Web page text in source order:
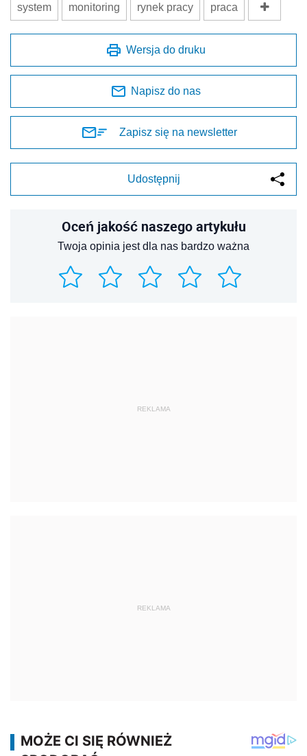
system monitoring rynek pracy praca
Wersja do druku
Napisz do nas
Zapisz się na newsletter
Udostępnij
Oceń jakość naszego artykułu
Twoja opinia jest dla nas bardzo ważna
REKLAMA
REKLAMA